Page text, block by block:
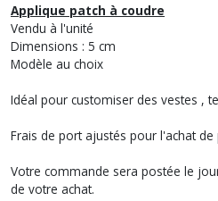
Applique patch à coudre
Vendu à l'unité
Dimensions : 5 cm
Modèle au choix
Idéal pour customiser des vestes ,
Frais de port ajustés pour l'achat de
Votre commande sera postée le
de votre achat.